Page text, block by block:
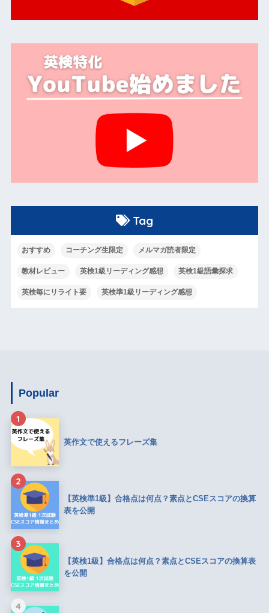
Tag
おすすめ コーチング生限定 メルマガ読者限定
教材レビュー 英検1級リーディング感想 英検1級語彙探求
英検毎にリライト要 英検準1級リーディング感想
Popular
1
英作文で使えるフレーズ集
2
【英検準1級】合格点は何点？素点とCSEスコアの換算
表を公開
3
【英検1級】合格点は何点？素点とCSEスコアの換算表
を公開
4